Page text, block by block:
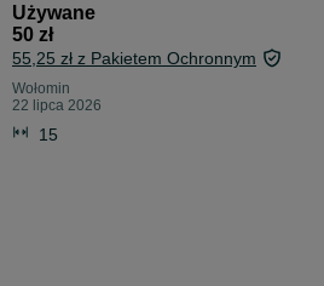
Używane
50 zł
55,25 zł z Pakietem Ochronnym
Wołomin
22 lipca 2026
15